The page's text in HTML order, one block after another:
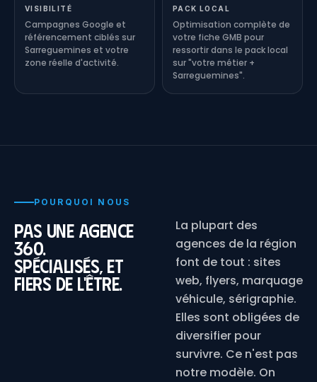
VISIBILITÉ
Campagnes Google et
référencement ciblés sur
Sarreguemines et votre
zone réelle d'activité.
PACK LOCAL
Optimisation complète de
votre fiche GMB pour
ressortir dans le pack local
sur "votre métier +
Sarreguemines".
POURQUOI NOUS
Pas une agence
360.
Spécialisés, et
fiers de l'être.
La plupart des
agences de la région
font de tout : sites
web, flyers, marquage
véhicule, sérigraphie.
Elles sont obligées de
diversifier pour
survivre. Ce n'est pas
notre modèle. On